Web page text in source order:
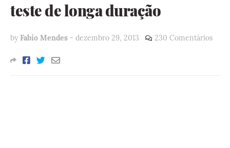
teste de longa duração
by Fabio Mendes - dezembro 29, 2013 230 Comentários